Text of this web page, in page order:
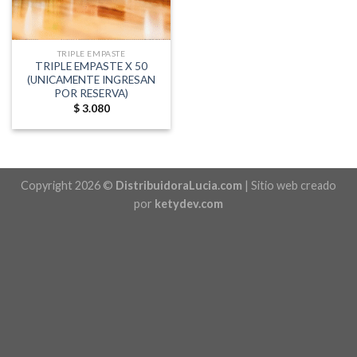
TRIPLE EMPASTE
TRIPLE EMPASTE X 50
(UNICAMENTE INGRESAN
POR RESERVA)
$3.080
Copyright 2026 © DistribuidoraLucia.com | Sitio web creado
por ketydev.com